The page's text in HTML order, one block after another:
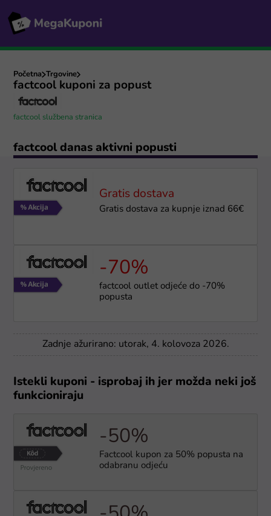
Početna Trgovine
factcool kuponi za popust
factcool službena stranica
factcool danas aktivni popusti
Gratis dostava
Gratis dostava za kupnje iznad 66€
-70%
factcool outlet odjeće do -70%
popusta
Zadnje ažurirano: utorak, 4. kolovoza 2026.
Istekli kuponi - isprobaj ih jer možda neki još
funkcioniraju
-50%
Factcool kupon za 50% popusta na
odabranu odjeću